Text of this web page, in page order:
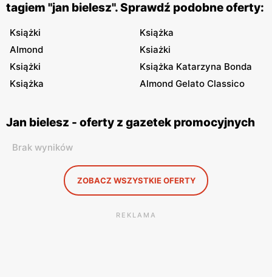
tagiem "jan bielesz". Sprawdź podobne oferty:
Książki
Książka
Almond
Ksiażki
Książki
Książka Katarzyna Bonda
Książka
Almond Gelato Classico
Jan bielesz - oferty z gazetek promocyjnych
Brak wyników
ZOBACZ WSZYSTKIE OFERTY
REKLAMA